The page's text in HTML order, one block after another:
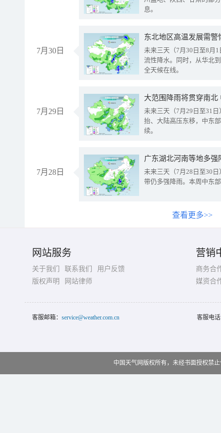
息。
7月30日
东北地区高温发展需
未来三天（7月30日至8月
流性降水。同时，从华北
全天候在线。
7月29日
大范围降雨将贯穿南
未来三天（7月29日至31
抬、大陆高压东移，中东
续。
7月28日
广东湖北河南等地多
未来三天（7月28日至30
带仍多强降雨。本周中东
查看更多>>
网站服务
关于我们 联系我们
用户反馈
版权声明
网站律师
营销
商务合
媒资合
客服邮箱： service@weather.com.cn 客服电
中国天气网版权所有，未经书面授权